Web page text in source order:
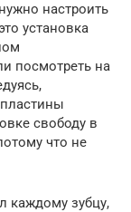
настроить
установка
посмотреть на
свободу в
что не
каждому зубцу,